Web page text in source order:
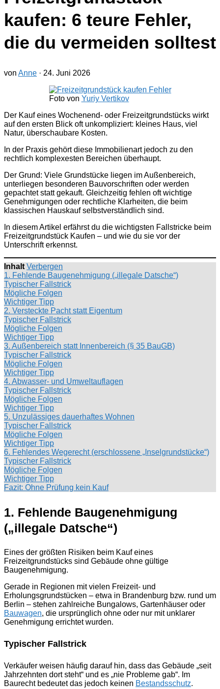
kaufen: 6 teure Fehler,
die du vermeiden solltest
von Anne · 24. Juni 2026
Foto von Yuriy Vertikov
Der Kauf eines Wochenend- oder Freizeitgrundstücks wirkt
auf den ersten Blick oft unkompliziert: kleines Haus, viel
Natur, überschaubare Kosten.
In der Praxis gehört diese Immobilienart jedoch zu den
rechtlich komplexesten Bereichen überhaupt.
Der Grund: Viele Grundstücke liegen im Außenbereich,
unterliegen besonderen Bauvorschriften oder werden
gepachtet statt gekauft. Gleichzeitig fehlen oft wichtige
Genehmigungen oder rechtliche Klarheiten, die beim
klassischen Hauskauf selbstverständlich sind.
In diesem Artikel erfährst du die wichtigsten Fallstricke beim
Freizeitgrundstück Kaufen – und wie du sie vor der
Unterschrift erkennst.
Inhalt Verbergen
1. Fehlende Baugenehmigung („illegale Datsche“)
Typischer Fallstrick
Mögliche Folgen
Wichtiger Tipp
2. Versteckte Pacht statt Eigentum
Typischer Fallstrick
Mögliche Folgen
Wichtiger Tipp
3. Außenbereich statt Innenbereich (§ 35 BauGB)
Typischer Fallstrick
Mögliche Folgen
Wichtiger Tipp
4. Abwasser- und Umweltauflagen
Typischer Fallstrick
Mögliche Folgen
Wichtiger Tipp
5. Unzulässiges dauerhaftes Wohnen
Typischer Fallstrick
Mögliche Folgen
Wichtiger Tipp
6. Fehlendes Wegerecht (erschlossene „Inselgrundstücke“)
Typischer Fallstrick
Mögliche Folgen
Wichtiger Tipp
Fazit: Ohne Prüfung kein Kauf
1. Fehlende Baugenehmigung
(„illegale Datsche“)
Eines der größten Risiken beim Kauf eines
Freizeitgrundstücks sind Gebäude ohne gültige
Baugenehmigung.
Gerade in Regionen mit vielen Freizeit- und
Erholungsgrundstücken – etwa in Brandenburg bzw. rund um
Berlin – stehen zahlreiche Bungalows, Gartenhäuser oder
Bauwagen, die ursprünglich ohne oder nur mit unklarer
Genehmigung errichtet wurden.
Typischer Fallstrick
Verkäufer weisen häufig darauf hin, dass das Gebäude „seit
Jahrzehnten dort steht“ und es „nie Probleme gab“. Im
Baurecht bedeutet das jedoch keinen Bestandsschutz.